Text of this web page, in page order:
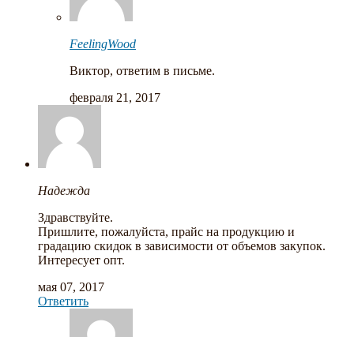
FeelingWood
Виктор, ответим в письме.
февраля 21, 2017
Надежда
Здравствуйте.
Пришлите, пожалуйста, прайс на продукцию и
градацию скидок в зависимости от объемов закупок.
Интересует опт.
мая 07, 2017
Ответить